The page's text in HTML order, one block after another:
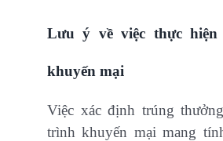
Lưu ý về việc thực hiện
khuyến mại
Việc xác định trúng
trình khuyến mại mang